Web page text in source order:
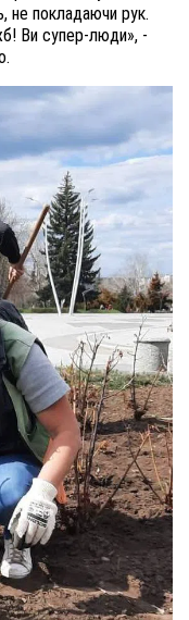
покладаючи рук.
Ви супер-люди», -